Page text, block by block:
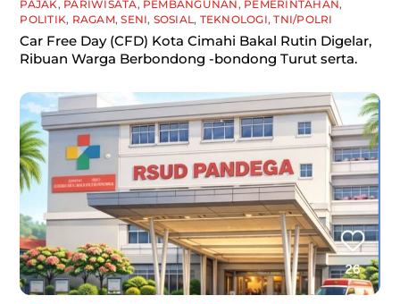
PAJAK , PARIWISATA, PEMBANGUNAN , PEMERINTAHAN,
POLITIK, RAGAM,SENI, SOSIAL , TEKNOLOGI,TNI/POLRI
Car Free Day (CFD) Kota Cimahi Bakal Rutin Digelar,
Ribuan Warga Berbondong -bondong Turut serta.